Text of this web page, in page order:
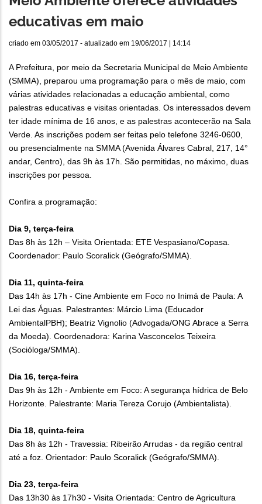
educativas em maio
criado em 03/05/2017 - atualizado em 19/06/2017 | 14:14
A Prefeitura, por meio da Secretaria Municipal de Meio Ambiente
(SMMA), preparou uma programação para o mês de maio, com
várias atividades relacionadas a educação ambiental, como
palestras educativas e visitas orientadas. Os interessados devem
ter idade mínima de 16 anos, e as palestras acontecerão na Sala
Verde. As inscrições podem ser feitas pelo telefone 3246-0600,
ou presencialmente na SMMA (Avenida Álvares Cabral, 217, 14°
andar, Centro), das 9h às 17h. São permitidas, no máximo, duas
inscrições por pessoa.
Confira a programação:
Dia 9, terça-feira
Das 8h às 12h – Visita Orientada: ETE Vespasiano/Copasa.
Coordenador: Paulo Scoralick (Geógrafo/SMMA).
Dia 11, quinta-feira
Das 14h às 17h - Cine Ambiente em Foco no Inimá de Paula: A
Lei das Águas. Palestrantes: Márcio Lima (Educador
AmbientalPBH); Beatriz Vignolio (Advogada/ONG Abrace a Serra
da Moeda). Coordenadora: Karina Vasconcelos Teixeira
(Socióloga/SMMA).
Dia 16, terça-feira
Das 9h às 12h - Ambiente em Foco: A segurança hídrica de Belo
Horizonte. Palestrante: Maria Tereza Corujo (Ambientalista).
Dia 18, quinta-feira
Das 8h às 12h - Travessia: Ribeirão Arrudas - da região central
até a foz. Orientador: Paulo Scoralick (Geógrafo/SMMA).
Dia 23, terça-feira
Das 13h30 às 17h30 - Visita Orientada: Centro de Agricultura